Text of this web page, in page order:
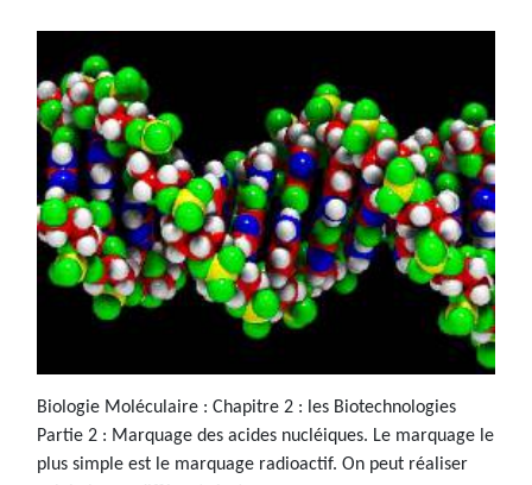
Biologie Moléculaire : Chapitre 2 : les Biotechnologies
Partie 2 : Marquage des acides nucléiques. Le marquage le
plus simple est le marquage radioactif. On peut réaliser